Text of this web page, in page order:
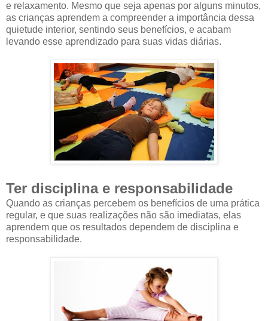
e relaxamento. Mesmo que seja apenas por alguns minutos,
as crianças aprendem a compreender a importância dessa
quietude interior, sentindo seus benefícios, e acabam
levando esse aprendizado para suas vidas diárias.
Ter disciplina e responsabilidade
Quando as crianças percebem os benefícios de uma prática
regular, e que suas realizações não são imediatas, elas
aprendem que os resultados dependem de disciplina e
responsabilidade.